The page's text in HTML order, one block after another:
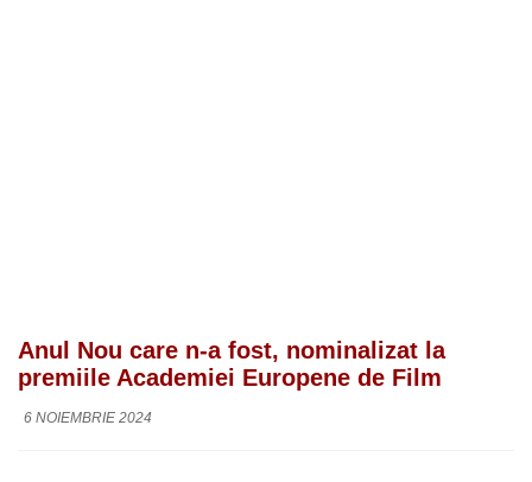
Anul Nou care n-a fost, nominalizat la
premiile Academiei Europene de Film
6 NOIEMBRIE 2024